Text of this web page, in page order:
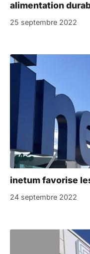
alimentation
25 septembre 2022
inetum favorise
24 septembre 2022